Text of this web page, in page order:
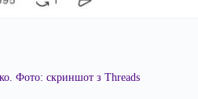
Фото: скриншот з Threads